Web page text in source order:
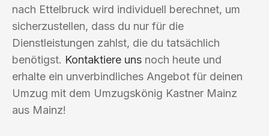
nach Ettelbruck wird individuell berechnet, um
sicherzustellen, dass du nur für die
Dienstleistungen zahlst, die du tatsächlich
benötigst. Kontaktiere uns noch heute und
erhalte ein unverbindliches Angebot für deinen
Umzug mit dem Umzugskönig Kastner Mainz
aus Mainz!